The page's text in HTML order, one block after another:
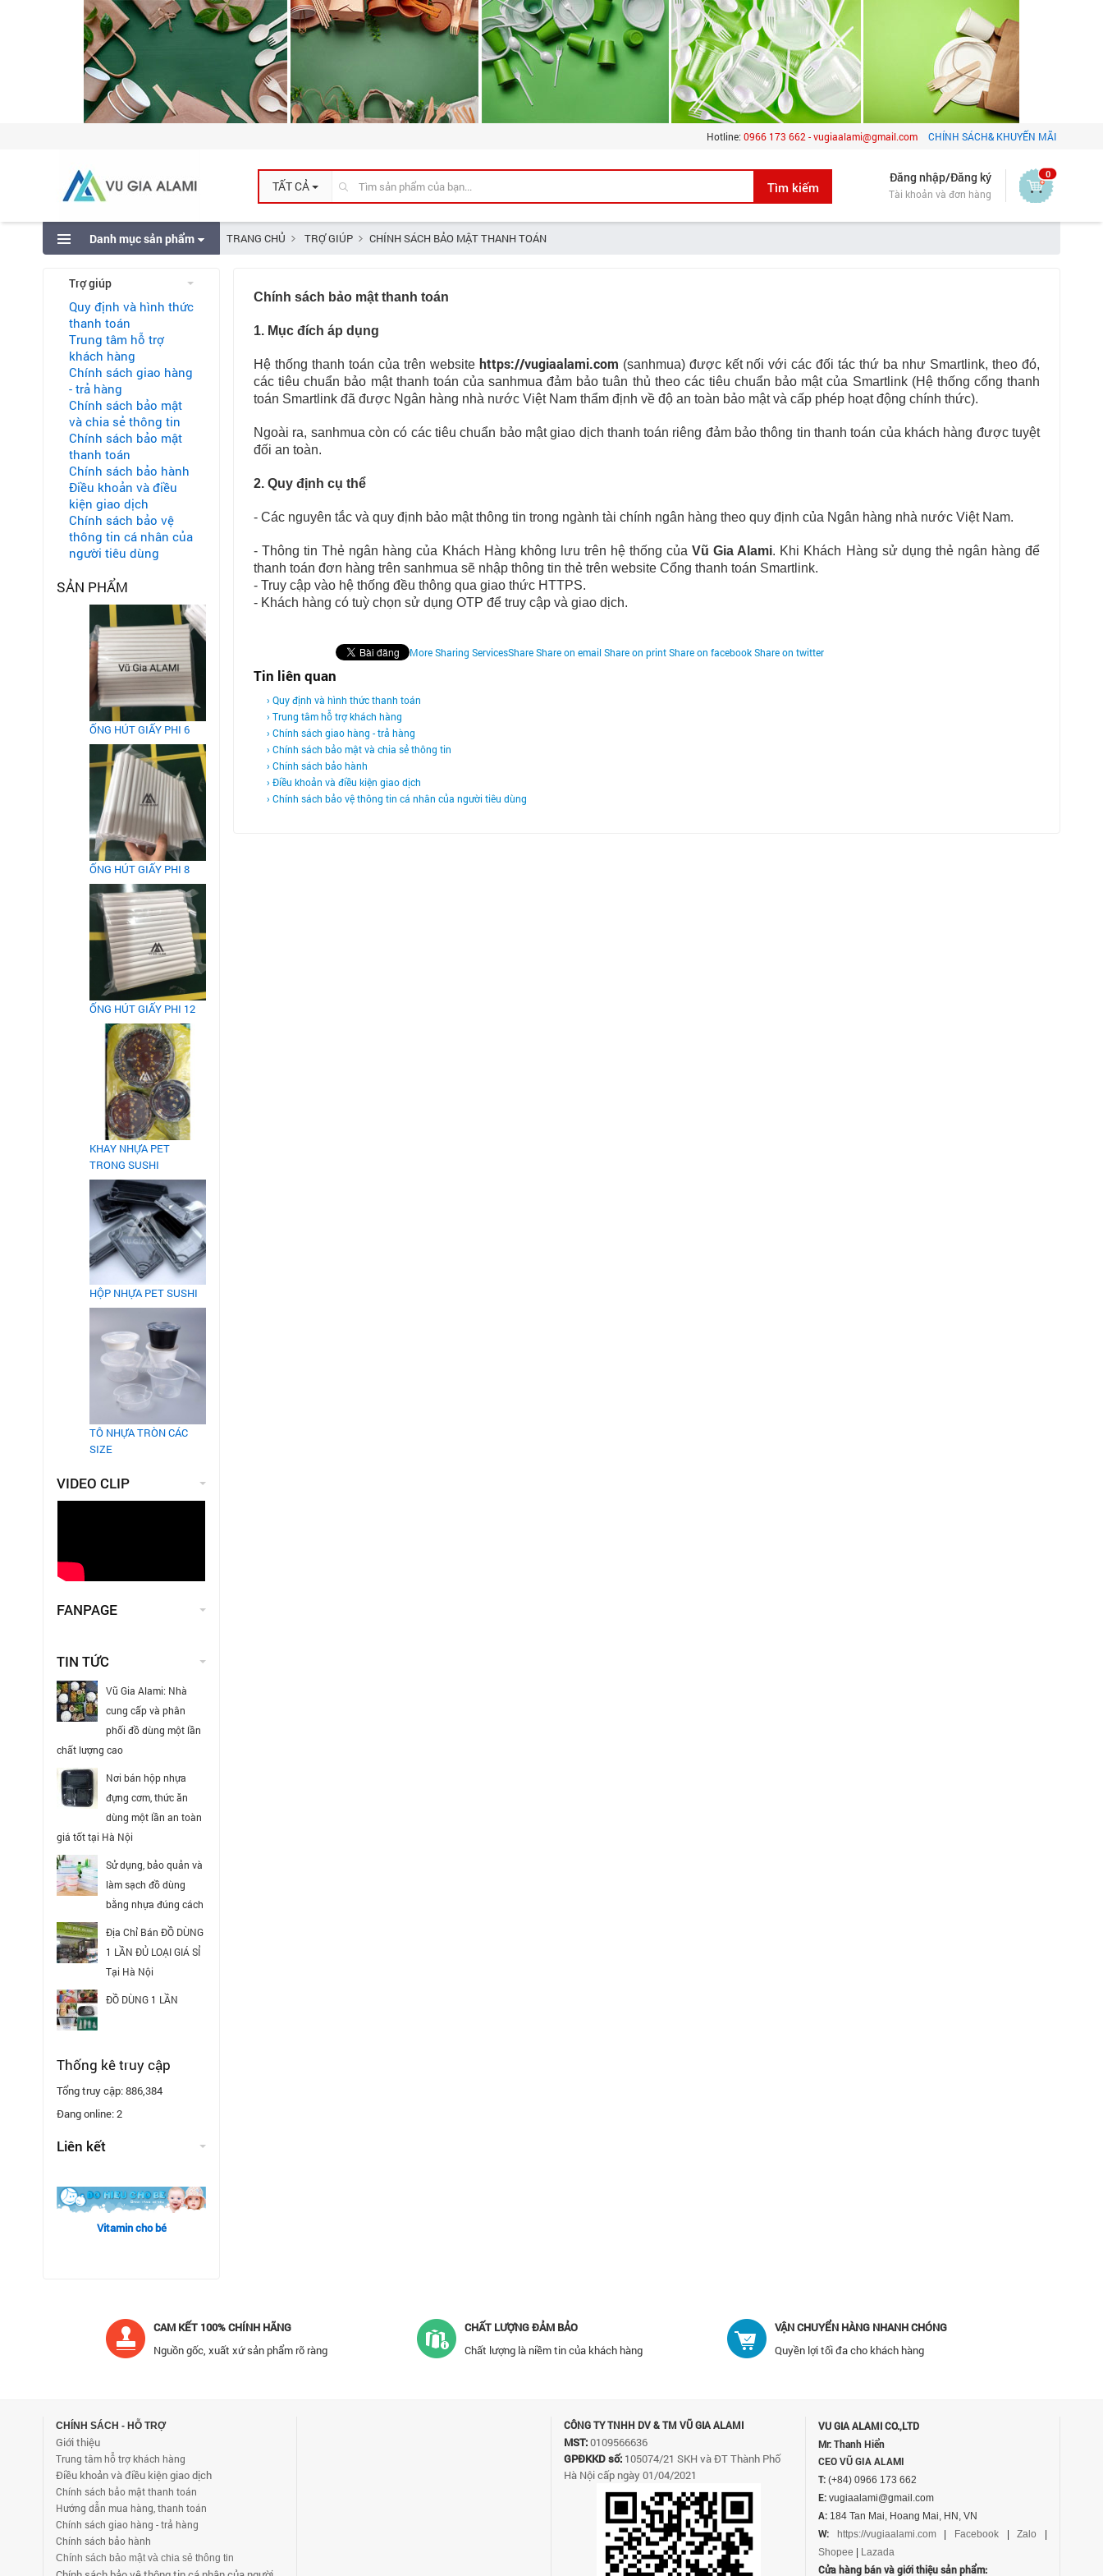
Hotline: 0966 173 662 - vugiaalami@gmail.com CHÍNH SÁCH& KHUYẾN MÃI
TẤT CẢ
Đăng nhập/Đăng ký
Tài khoản và đơn hàng
0
Danh mục sản phẩm TRANG CHỦ TRỢ GIÚP CHÍNH SÁCH BẢO MẬT THANH TOÁN
Chính sách bảo mật thanh toán
1. Mục đích áp dụng
Hệ thống thanh toán của trên website https://vugiaalami.com (sanhmua) được kết nối với các đối tác thứ ba như Smartlink, theo đó,
các tiêu chuẩn bảo mật thanh toán của sanhmua đảm bảo tuân thủ theo các tiêu chuẩn bảo mật của Smartlink (Hệ thống cổng thanh
toán Smartlink đã được Ngân hàng nhà nước Việt Nam thẩm định về độ an toàn bảo mật và cấp phép hoạt động chính thức).
Ngoài ra, sanhmua còn có các tiêu chuẩn bảo mật giao dịch thanh toán riêng đảm bảo thông tin thanh toán của khách hàng được tuyệt
đối an toàn.
2. Quy định cụ thể
- Các nguyên tắc và quy định bảo mật thông tin trong ngành tài chính ngân hàng theo quy định của Ngân hàng nhà nước Việt Nam.
- Thông tin Thẻ ngân hàng của Khách Hàng không lưu trên hệ thống củaVũ Gia Alami. Khi Khách Hàng sử dụng thẻ ngân hàng để
thanh toán đơn hàng trên sanhmua sẽ nhập thông tin thẻ trên website Cổng thanh toán Smartlink.
- Truy cập vào hệ thống đều thông qua giao thức HTTPS.
- Khách hàng có tuỳ chọn sử dụng OTP để truy cập và giao dịch.
More Sharing ServicesShareShare on emailShare on printShare on facebookShare on twitter
Tin liên quan
› Quy định và hình thức thanh toán
› Trung tâm hỗ trợ khách hàng
› Chính sách giao hàng - trả hàng
› Chính sách bảo mật và chia sẻ thông tin
› Chính sách bảo hành
› Điều khoản và điều kiện giao dịch
› Chính sách bảo vệ thông tin cá nhân của người tiêu dùng
Trợ giúp
Quy định và hình thức
thanh toán
Trung tâm hỗ trợ
khách hàng
Chính sách giao hàng
- trả hàng
Chính sách bảo mật
và chia sẻ thông tin
Chính sách bảo mật
thanh toán
Chính sách bảo hành
Điều khoản và điều
kiện giao dịch
Chính sách bảo vệ
thông tin cá nhân của
người tiêu dùng
SẢN PHẨM
ỐNG HÚT GIẤY PHI 6
ỐNG HÚT GIẤY PHI 8
ỐNG HÚT GIẤY PHI 12
KHAY NHỰA PET
TRONG SUSHI
HỘP NHỰA PET SUSHI
TÔ NHỰA TRÒN CÁC
SIZE
VIDEO CLIP
FANPAGE
TIN TỨC
Vũ Gia Alami: Nhà
cung cấp và phân
phối đồ dùng một lần
chất lượng cao
Nơi bán hộp nhựa
đựng cơm, thức ăn
dùng một lần an toàn
giá tốt tại Hà Nội
Sử dụng, bảo quản và
làm sạch đồ dùng
bằng nhựa đúng cách
Địa Chỉ Bán ĐỒ DÙNG
1 LẦN ĐỦ LOẠI GIÁ SỈ
Tại Hà Nội
ĐỒ DÙNG 1 LẦN
Thống kê truy cập
Tổng truy cập:886,384
Đang online:2
Liên kết
Vitamin cho bé
CAM KẾT 100% CHÍNH HÃNG
Nguồn gốc, xuất xứ sản phẩm rõ ràng
CHẤT LƯỢNG ĐẢM BẢO
Chất lượng là niềm tin của khách hàng
VẬN CHUYỂN HÀNG NHANH CHÓNG
Quyền lợi tối đa cho khách hàng
CHÍNH SÁCH - HỖ TRỢ
Giới thiệu
Trung tâm hỗ trợ khách hàng
Điều khoản và điều kiện giao dịch
Chính sách bảo mật thanh toán
Hướng dẫn mua hàng, thanh toán
Chính sách giao hàng - trả hàng
Chính sách bảo hành
Chính sách bảo mật và chia sẻ thông tin
CÔNG TY TNHH DV & TM VŨ GIA ALAMI
MST:0109566636
GPĐKKD số: 105074/21 SKH và ĐT Thành Phố
Hà Nội cấp ngày 01/04/2021
VU GIA ALAMI CO.,LTD
Mr: Thanh Hiển
CEO VŨ GIA ALAMI
T: (+84) 0966 173 662
E: vugiaalami@gmail.com
A: 184 Tan Mai, Hoang Mai, HN, VN
W: https://vugiaalami.com| Facebook |Zalo
Shopee
Lazada
Cửa hàng bán và giới thiệu sản phẩm: